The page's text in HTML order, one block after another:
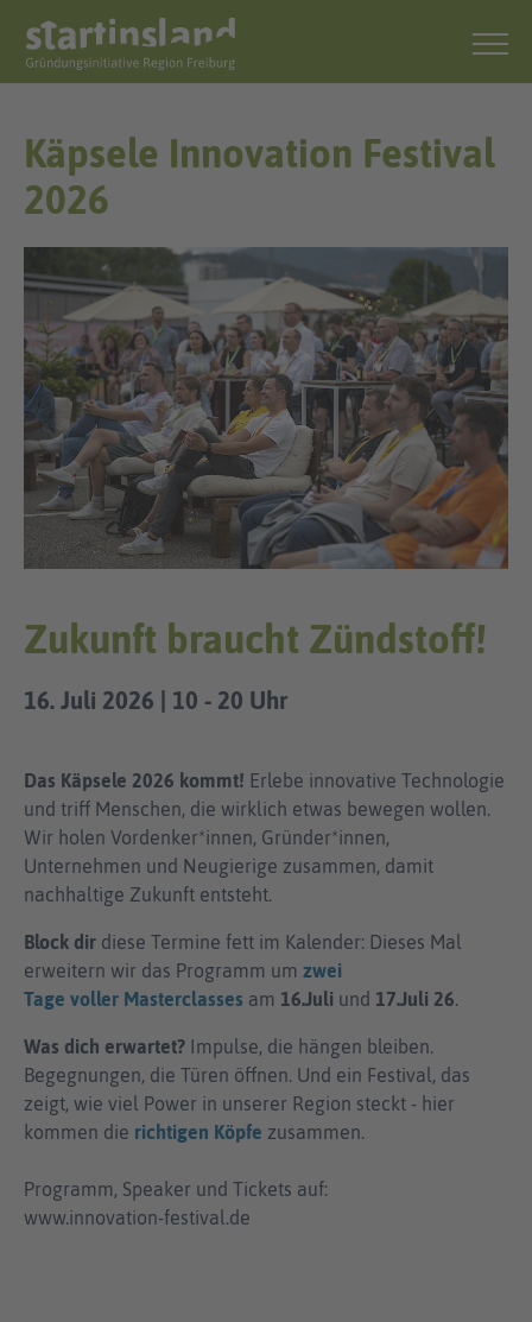
Käpsele Innovation Festival
2026
Zukunft braucht Zündstoff!
16. Juli 2026 | 10 - 20 Uhr
Das Käpsele 2026 kommt! Erlebe innovative Technologie
und triff Menschen, die wirklich etwas bewegen wollen.
Wir holen Vordenker*innen, Gründer*innen,
Unternehmen und Neugierige zusammen, damit
nachhaltige Zukunft entsteht.
Block dir diese Termine fett im Kalender: Dieses Mal
erweitern wir das Programm um zwei
Tage voller Masterclasses am 16.Juli und 17.Juli 26.
Was dich erwartet? Impulse, die hängen bleiben.
Begegnungen, die Türen öffnen. Und ein Festival, das
zeigt, wie viel Power in unserer Region steckt - hier
kommen die richtigen Köpfe zusammen.
Programm, Speaker und Tickets auf:
www.innovation-festival.de